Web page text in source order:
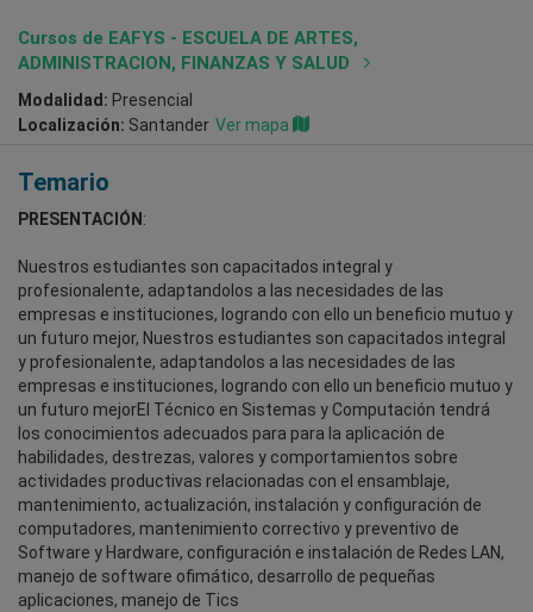
Cursos de EAFYS - ESCUELA DE ARTES,
ADMINISTRACION, FINANZAS Y SALUD
Modalidad: Presencial
Localización: Santander Ver mapa
Temario
PRESENTACIÓN :
Nuestros estudiantes son capacitados integral y
profesionalente, adaptandolos a las necesidades de las
empresas e instituciones, logrando con ello un beneficio mutuo y
un futuro mejor, Nuestros estudiantes son capacitados integral
y profesionalente, adaptandolos a las necesidades de las
empresas e instituciones, logrando con ello un beneficio mutuo y
un futuro mejorEl Técnico en Sistemas y Computación tendrá
los conocimientos adecuados para para la aplicación de
habilidades, destrezas, valores y comportamientos sobre
actividades productivas relacionadas con el ensamblaje,
mantenimiento, actualización, instalación y configuración de
computadores, mantenimiento correctivo y preventivo de
Software y Hardware, configuración e instalación de Redes LAN,
manejo de software ofimático, desarrollo de pequeñas
aplicaciones, manejo de Tics